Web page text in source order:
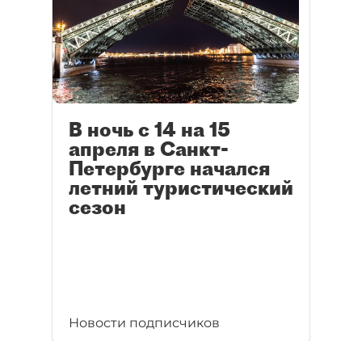
В ночь с 14 на 15
апреля в Санкт-
Петербурге начался
летний туристический
сезон
Новости подписчиков